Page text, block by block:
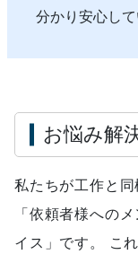
分かり安心して
お悩み解
私たちが工作と
「依頼者様への
イス」です。 こ